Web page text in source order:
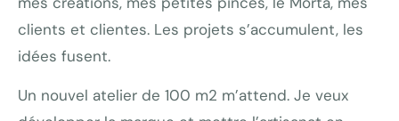
clients et clientes. Les projets s’accumulent, les
idées fusent.
Un nouvel atelier de 100 m2 m’attend. Je veux